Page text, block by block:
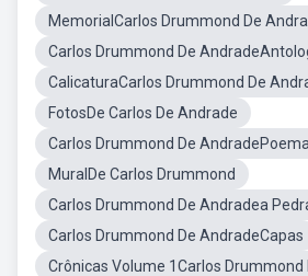
MemorialCarlos Drummond De
Carlos Drummond De
CalicaturaCarlos Drummond De
FotosDe Carlos De Andrade
Carlos Drummond De
MuralDe Carlos Drummond
Carlos Drummond De Andradea
Carlos Drummond De AndradeCapas
Crônicas Volume 1Carlos Drummond